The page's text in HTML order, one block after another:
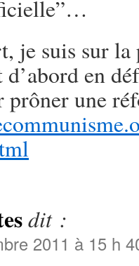
je suis sur
en
une
dit :
2011 à 15 h